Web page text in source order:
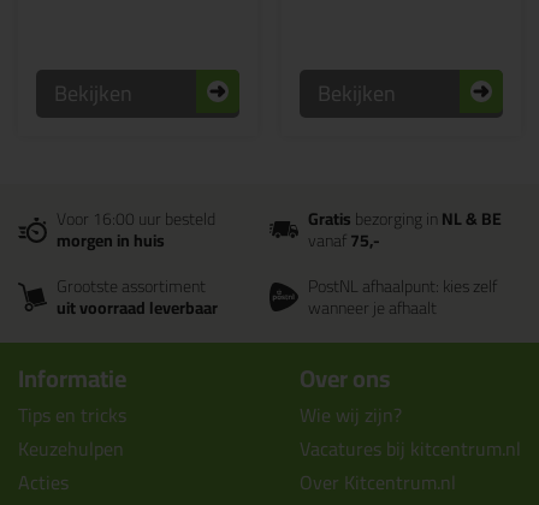
Bekijken Bekijken
Voor 16:00 uur besteld
morgen in huis
Gratisbezorging inNL & BE
vanaf75,-
Grootste assortiment
uit voorraad leverbaar
PostNL afhaalpunt: kies zelf
wanneer je afhaalt
Informatie
Tips en tricks
Keuzehulpen
Acties
Over ons
Wie wij zijn?
Vacatures bij kitcentrum.nl
Over Kitcentrum.nl